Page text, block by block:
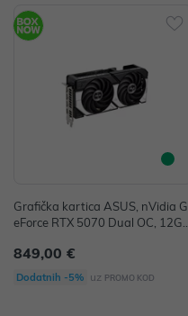
Grafička kartica ASUS, nVidia G
eForce RTX 5070 Dual OC, 12GB
849,00 €
Dodatnih -5% uz PROMO KOD